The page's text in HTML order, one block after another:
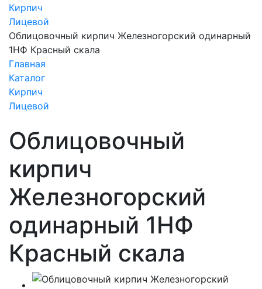
Кирпич
Лицевой
Облицовочный кирпич Железногорский одинарный
1НФ Красный скала
Главная
Каталог
Кирпич
Лицевой
Облицовочный
кирпич
Железногорский
одинарный 1НФ
Красный скала